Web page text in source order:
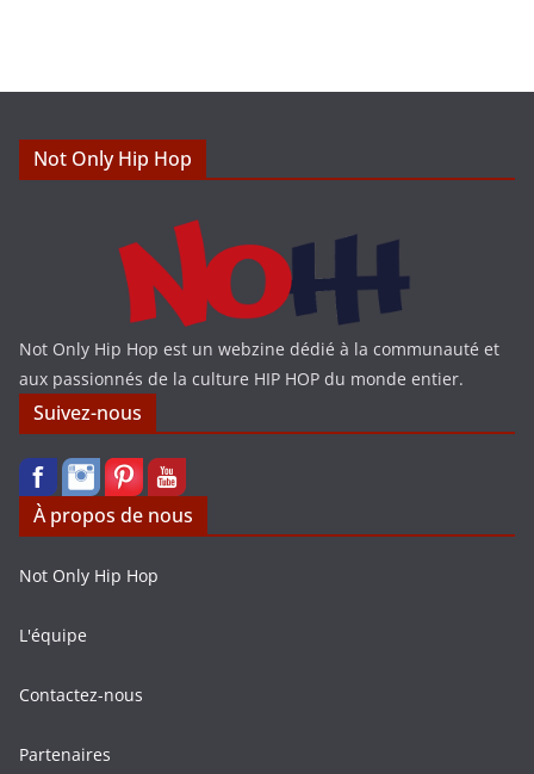
Not Only Hip Hop
Not Only Hip Hop est un webzine dédié à la communauté et
aux passionnés de la culture HIP HOP du monde entier.
Suivez-nous
À propos de nous
Not Only Hip Hop
L'équipe
Contactez-nous
Partenaires